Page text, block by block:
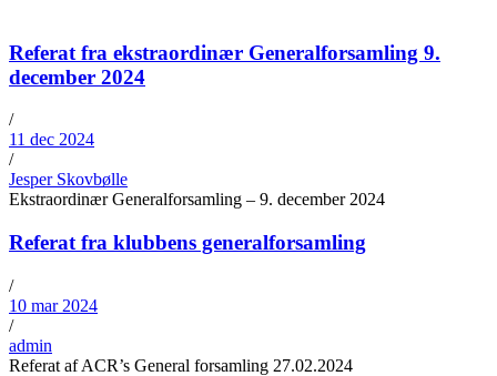
Referat fra ekstraordinær Generalforsamling 9.
december 2024
/
11 dec 2024
/
Jesper Skovbølle
Ekstraordinær Generalforsamling – 9. december 2024
Referat fra klubbens generalforsamling
/
10 mar 2024
/
admin
Referat af ACR’s General forsamling 27.02.2024